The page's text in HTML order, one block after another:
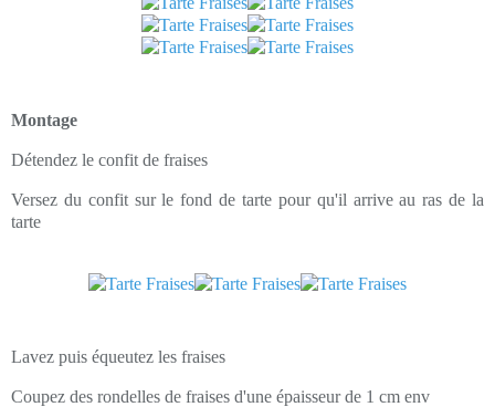
Montage
Détendez le confit de fraises
Versez du confit sur le fond de tarte pour qu'il arrive au ras de la
tarte
Lavez puis équeutez les fraises
Coupez des rondelles de fraises d'une épaisseur de 1 cm env